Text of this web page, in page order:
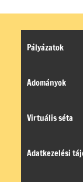
Pályázatok
Adományok
Virtuális séta
Adatkezelési